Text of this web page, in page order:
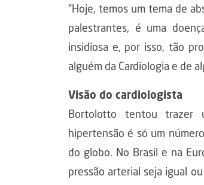
“Hoje, temos um tema de
palestrantes, é uma
insidiosa e, por isso, tão
alguém da Cardiologia e de
Visão do cardiologista
Bortolotto tentou trazer
hipertensão é só um
do globo. No Brasil e na
pressão arterial seja igual